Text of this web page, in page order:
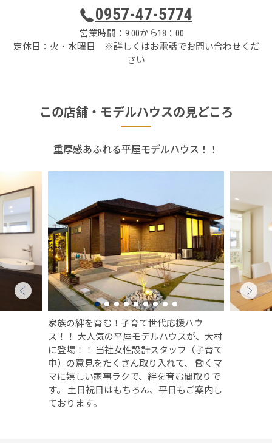
0957-47-5774
営業時間：9:00から18：00
定休日：火・水曜日 ※詳しくはお電話でお問い合わせくだ
さい
この店舗・ モデルハウスの見どころ
重厚感あふれる平屋モデルハウス！！
家族の絆を育む！子育て世代応援ハウ
ス！！ 大人気の平屋モデルハウスが、大村
に登場！！ 当社女性設計スタッフ（子育て
中）の意見をたくさん取り入れて、 働くマ
マに嬉しい家事ラクで、絆を育む間取りで
す。 土日祝日はもちろん、平日もご案内し
ております。